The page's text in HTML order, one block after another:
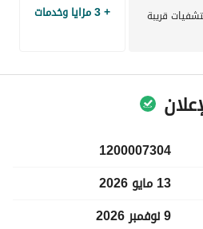
قريبة + 3 مزايا وخدمات
1200007304
13 مايو 2026
9 نوفمبر 2026